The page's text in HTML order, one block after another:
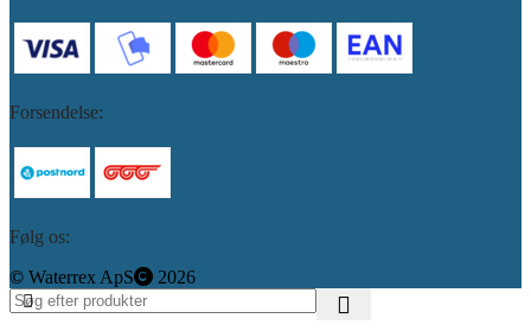
Forsendelse:
Følg os:
©️ Waterrex ApS 2026